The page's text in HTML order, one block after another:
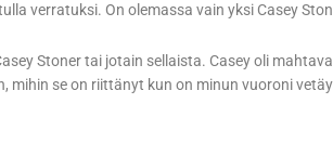
verratuksi. On olemassa vain yksi Casey
Stoner tai jotain sellaista. Casey oli
mihin se on riittänyt kun on minun vuoroni